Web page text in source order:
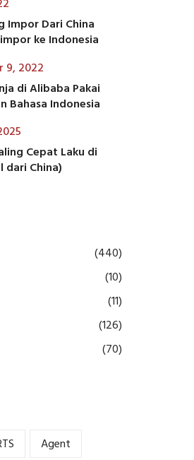
Impor Dari China
ke Indonesia
9, 2022
di Alibaba Pakai
Bahasa Indonesia
Cepat Laku di
dari China)
(440)
(10)
(11)
(126)
(70)
Agent